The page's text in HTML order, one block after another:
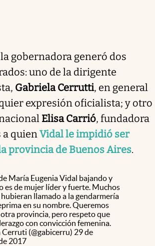
gobernadora generó dos
uno de la dirigente
Gabriela Cerrutti, en general
expresión oficialista; y otro
Elisa Carrió, fundadora
a quienVidal le impidió ser
provincia de Buenos Aires.
María Eugenia Vidal bajando y
es de mujer líder y fuerte. Muchos
llamado a la gendarmería
en su nombre. Queremos
provincia, pero respeto que
con convicción femenina.
(@gabicerru) 29 de
2017